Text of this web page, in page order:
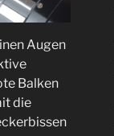
Augen
Balken
die